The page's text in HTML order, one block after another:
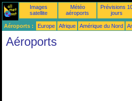
Images
satellite
Météo
aéroports
Prévisions
jours
Aéroports : Europe Afrique Amérique du Nord
Aéroports